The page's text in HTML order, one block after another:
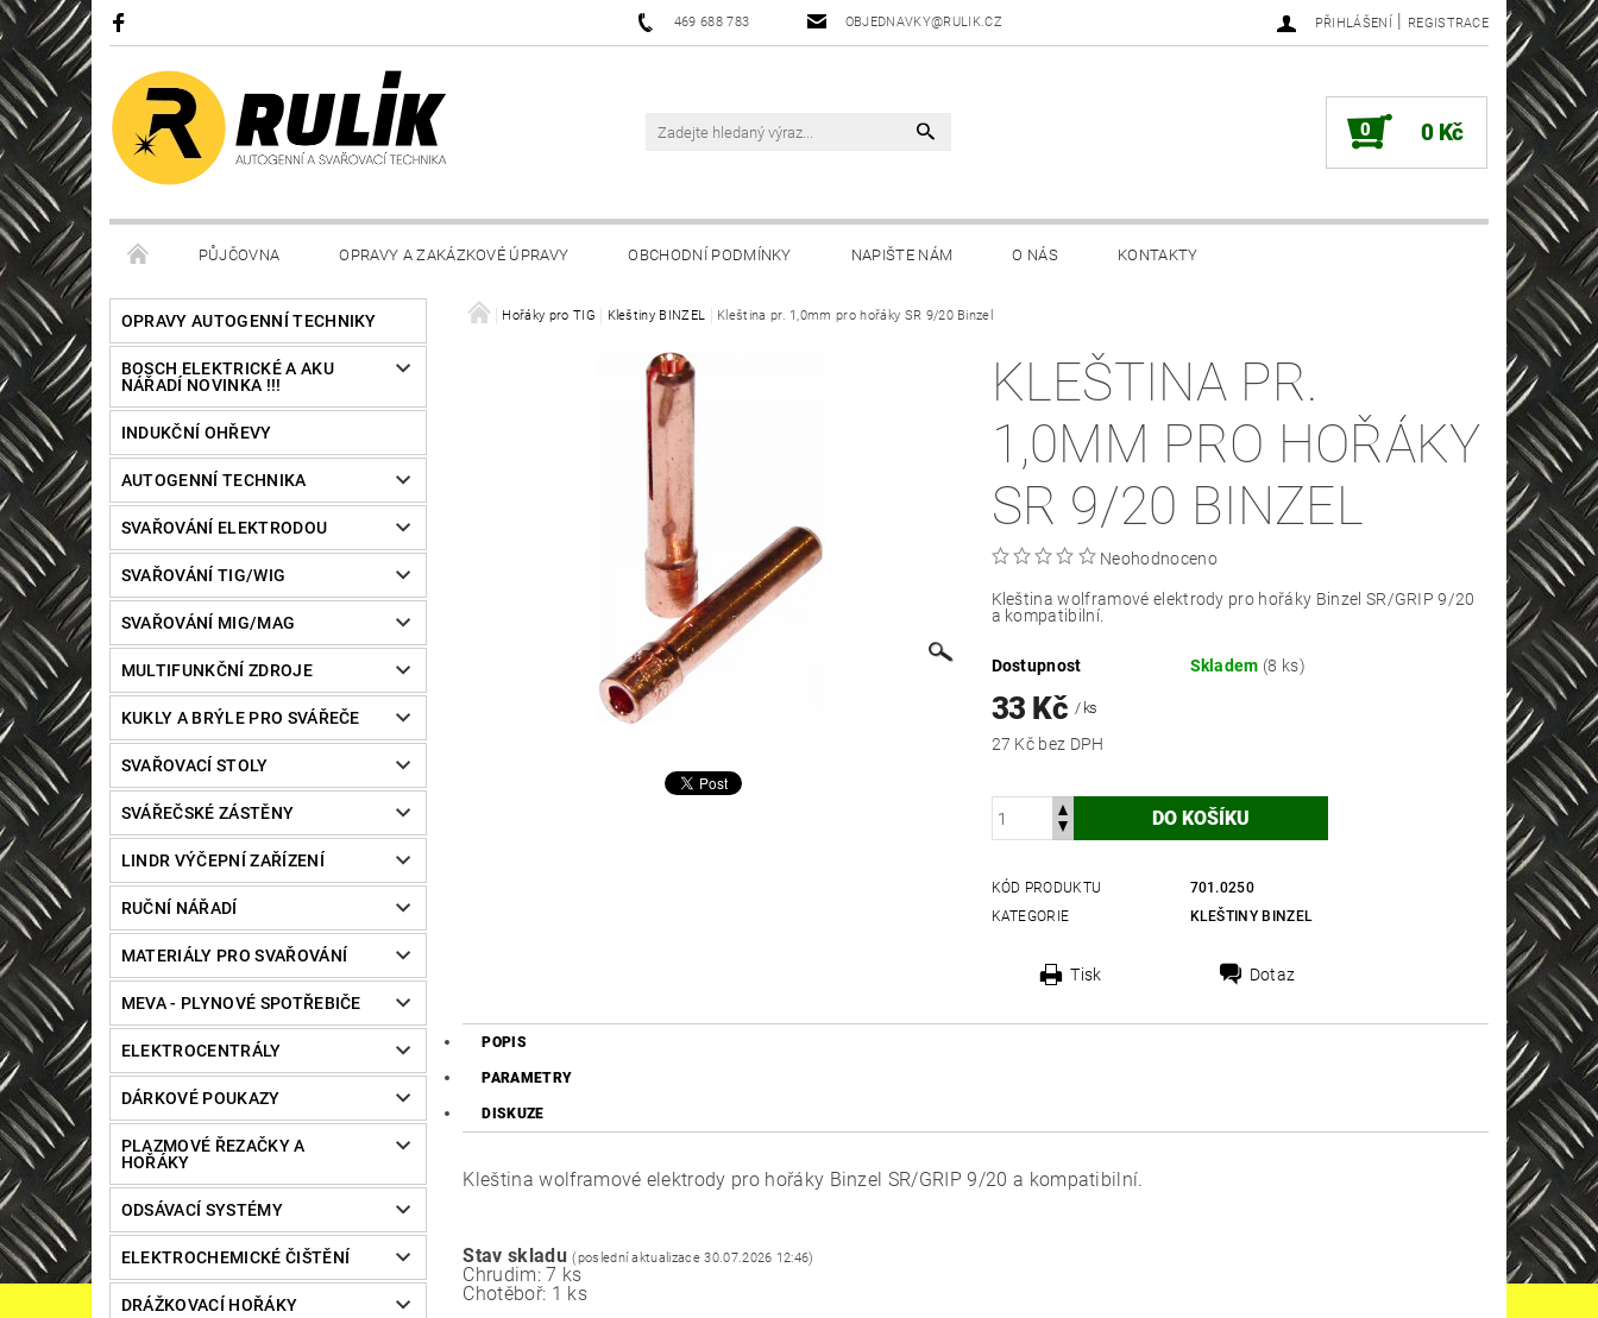
469 688 783 OBJEDNAVKY@RULIK.CZ PŘIHLÁŠENÍ | REGISTRACE
0 0 Kč
PŮJČOVNA OPRAVY A ZAKÁZKOVÉ ÚPRAVY OBCHODNÍ PODMÍNKY NAPIŠTE NÁM O NÁS KONTAKTY
OPRAVY AUTOGENNÍ TECHNIKY
BOSCH ELEKTRICKÉ A AKU
NÁŘADÍ NOVINKA !!!
INDUKČNÍ OHŘEVY
AUTOGENNÍ TECHNIKA
SVAŘOVÁNÍ ELEKTRODOU
SVAŘOVÁNÍ TIG/WIG
SVAŘOVÁNÍ MIG/MAG
MULTIFUNKČNÍ ZDROJE
KUKLY A BRÝLE PRO SVÁŘEČE
SVAŘOVACÍ STOLY
SVÁŘEČSKÉ ZÁSTĚNY
LINDR VÝČEPNÍ ZAŘÍZENÍ
RUČNÍ NÁŘADÍ
MATERIÁLY PRO SVAŘOVÁNÍ
MEVA - PLYNOVÉ SPOTŘEBIČE
ELEKTROCENTRÁLY
DÁRKOVÉ POUKAZY
PLAZMOVÉ ŘEZAČKY A
HOŘÁKY
ODSÁVACÍ SYSTÉMY
ELEKTROCHEMICKÉ ČIŠTĚNÍ
DRÁŽKOVACÍ HOŘÁKY
Hořáky pro TIG Kleštiny BINZEL Kleština pr. 1,0mm pro hořáky SR 9/20 Binzel
KLEŠTINA PR.
1,0MM PRO HOŘÁKY
SR 9/20 BINZEL
Neohodnoceno
Kleština wolframové elektrody pro hořáky Binzel SR/GRIP 9/20
a kompatibilní.
Dostupnost Skladem (8 ks)
33 Kč / ks
27 Kč bez DPH
KÓD PRODUKTU
701.0250
KATEGORIE
KLEŠTINY BINZEL
Tisk Dotaz
POPIS
PARAMETRY
DISKUZE
Kleština wolframové elektrody pro hořáky Binzel SR/GRIP 9/20 a kompatibilní.
Stav skladu (poslední aktualizace 30.07.2026 12:46)
Chrudim: 7 ks
Chotěboř: 1 ks